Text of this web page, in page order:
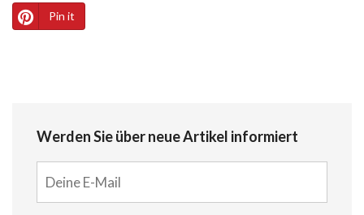
Pin it
Werden Sie über neue Artikel informiert